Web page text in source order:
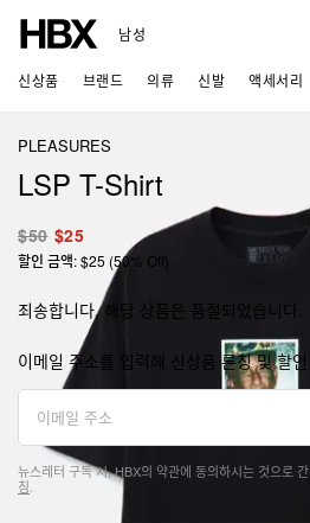
남성
신상품 브랜드 의류 신발 액세서리
PLEASURES
LSP T-Shirt
$50 $25
할인 금액: $25 (50% Off)
죄송합니다, 해당 상품은 품절되었습니다.
이메일 주소를 입력해 신상품 론칭 및 할
뉴스레터 구독 시, HBX의 약관에 동의하시는 것으로 간
침